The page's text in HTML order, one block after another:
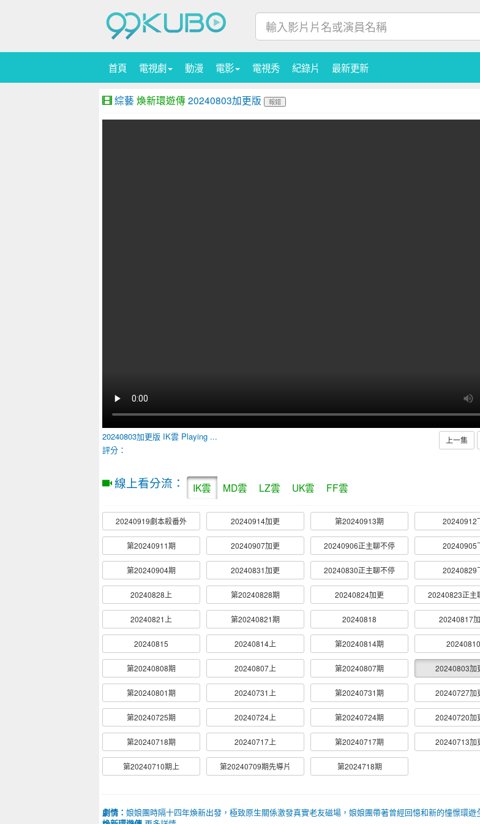
首頁 電視劇 動漫 電影 電視秀 紀錄片 最新更新
綜藝 煥新環遊傳 20240803加更版 報錯
20240803加更版 IK雲 Playing ...
評分：
上一集
線上看分流： IK雲 MD雲 LZ雲 UK雲 FF雲
20240919劇本殺番外 20240914加更 第20240913期 20240912
第20240911期 20240907加更 20240906正主聊不停 20240905
第20240904期 20240831加更 20240830正主聊不停 20240829
20240828上 第20240828期 20240824加更 20240823正主
20240821上 第20240821期 20240818 20240817
20240815 20240814上 第20240814期 20240810
第20240808期 20240807上 第20240807期 20240803加
第20240801期 20240731上 第20240731期 20240727加
第20240725期 20240724上 第20240724期 20240720加
第20240718期 20240717上 第20240717期 20240713加
第20240710期上 第20240709期先導片 第2024718期
劇情： 娘娘團時隔十四年煥新出發，極致原生關係激發真實老友磁場，娘娘團帶著曾經回憶和新的憧憬環遊